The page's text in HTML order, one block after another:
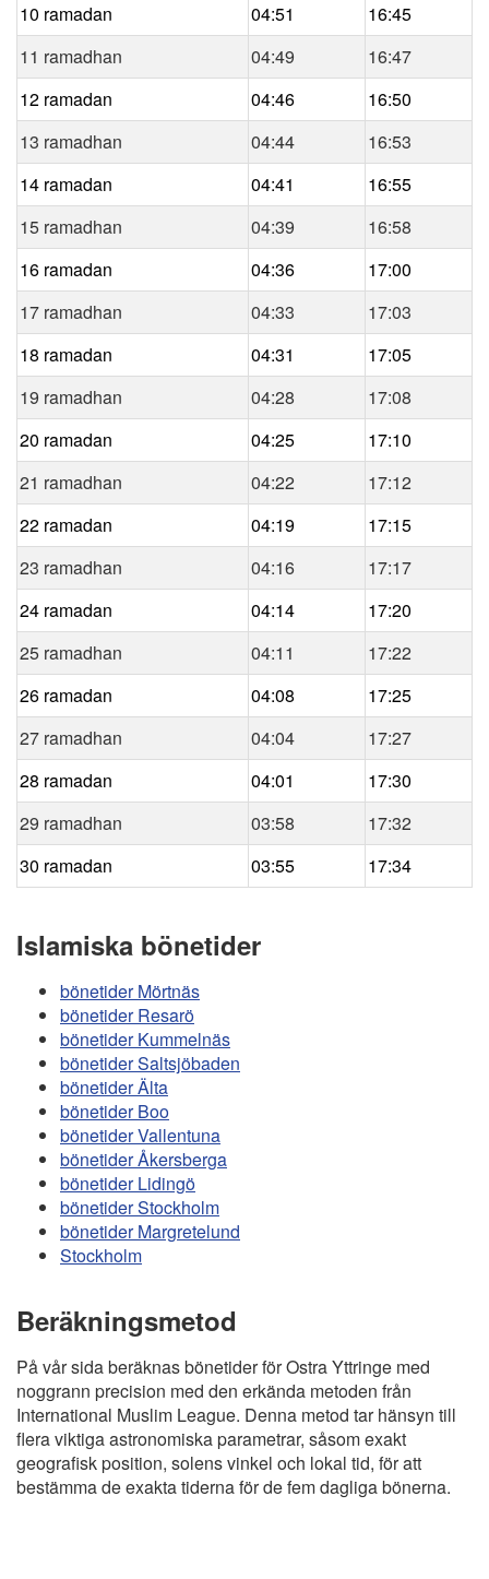
10 ramadan
04:51
16:45
11 ramadhan
04:49
16:47
12 ramadan
04:46
16:50
13 ramadhan
04:44
16:53
14 ramadan
04:41
16:55
15 ramadhan
04:39
16:58
16 ramadan
04:36
17:00
17 ramadhan
04:33
17:03
18 ramadan
04:31
17:05
19 ramadhan
04:28
17:08
20 ramadan
04:25
17:10
21 ramadhan
04:22
17:12
22 ramadan
04:19
17:15
23 ramadhan
04:16
17:17
24 ramadan
04:14
17:20
25 ramadhan
04:11
17:22
26 ramadan
04:08
17:25
27 ramadhan
04:04
17:27
28 ramadan
04:01
17:30
29 ramadhan
03:58
17:32
30 ramadan
03:55 17:34
Islamiska bönetider
bönetider Mörtnäs
bönetider Resarö
bönetider Kummelnäs
bönetider Saltsjöbaden
bönetider Älta
bönetider Boo
bönetider Vallentuna
bönetider Åkersberga
bönetider Lidingö
bönetider Stockholm
bönetider Margretelund
Stockholm
Beräkningsmetod
På vår sida beräknas bönetider för Ostra Yttringe med
noggrann precision med den erkända metoden från
International Muslim League. Denna metod tar hänsyn till
flera viktiga astronomiska parametrar, såsom exakt
geografisk position, solens vinkel och lokal tid, för att
bestämma de exakta tiderna för de fem dagliga bönerna.